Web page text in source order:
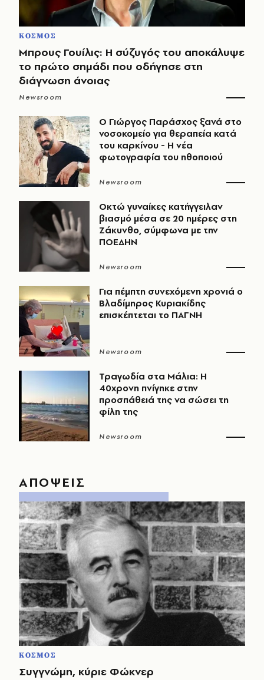
ΚΟΣΜΟΣ
Μπρους Γουίλις: Η σύζυγός του αποκάλυψε
το πρώτο σημάδι που οδήγησε στη
διάγνωση άνοιας
Newsroom
O Γιώργος Παράσχος ξανά στο
νοσοκομείο για θεραπεία κατά
του καρκίνου - Η νέα
φωτογραφία του ηθοποιού
Newsroom
Οκτώ γυναίκες κατήγγειλαν
βιασμό μέσα σε 20 ημέρες στη
Ζάκυνθο, σύμφωνα με την
ΠΟΕΔΗΝ
Newsroom
Για πέμπτη συνεχόμενη χρονιά ο
Βλαδίμηρος Κυριακίδης
επισκέπτεται το ΠΑΓΝΗ
Newsroom
Τραγωδία στα Μάλια: Η
40χρονη πνίγηκε στην
προσπάθειά της να σώσει τη
φίλη της
Newsroom
ΑΠΟΨΕΙΣ
ΚΟΣΜΟΣ
Συγγνώμη, κύριε Φώκνερ